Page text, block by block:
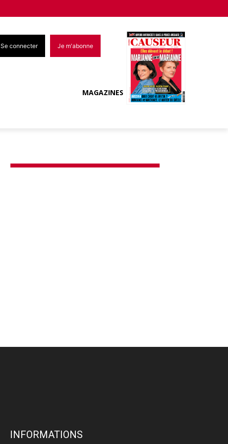
Se connecter Je m'abonne
MAGAZINES
INFORMATIONS